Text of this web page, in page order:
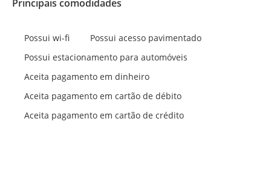
Principais comodidades
Possui wi-fi
Possui acesso pavimentado
Possui estacionamento para automóveis
Aceita pagamento em dinheiro
Aceita pagamento em cartão de débito
Aceita pagamento em cartão de crédito